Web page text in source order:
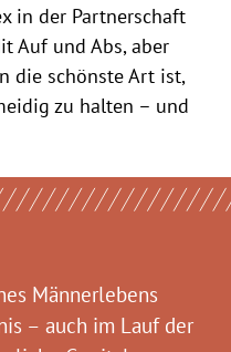
in der Partnerschaft
Auf und Abs, aber
die schönste Art ist,
zu halten – und
Männerlebens
– auch im Lauf der